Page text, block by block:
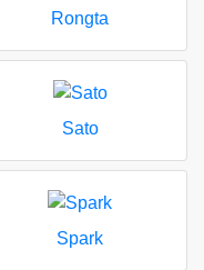
Rongta
Sato
Spark